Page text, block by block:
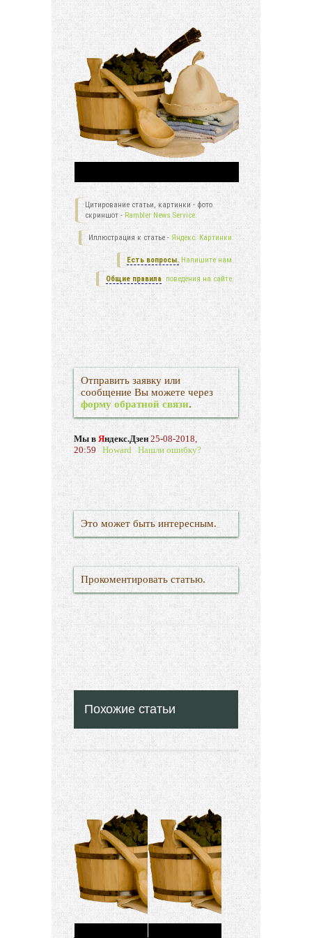
Цитирование статьи, картинки - фото
скриншот - Rambler News Service.
Иллюстрация к статье - Яндекс. Картинки.
Есть вопросы. Напишите нам.
Общие правила поведения на сайте.
Отправить заявку или
сообщение Вы можете через
форму обратной связи.
Мы в Яндекс.Дзен25-08-2018,
20:59 Howard Нашли ошибку?
Это может быть интересным.
Прокоментировать статью.
Похожие статьи